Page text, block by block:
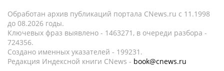
Обработан архив публикаций портала CNews.ru c 11.1998
до 08.2026 годы.
Ключевых фраз выявлено - 1463271, в очереди разбора -
724356.
Создано именных указателей - 199231.
Редакция Индексной книги CNews - book@cnews.ru